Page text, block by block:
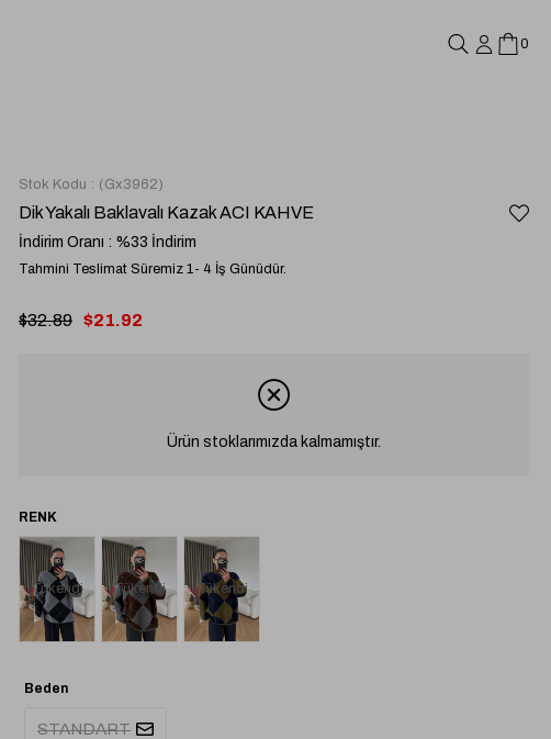
0
Stok Kodu (Gx3962)
Dik Yakalı Baklavalı Kazak ACI KAHVE
İndirim Oranı : %33 İndirim
Tahmini Teslimat Süremiz 1- 4 İş Günüdür.
$32.89 $21.92
Ürün stoklarımızda kalmamıştır.
Tükendi Tükendi Tükendi
Beden
STANDART